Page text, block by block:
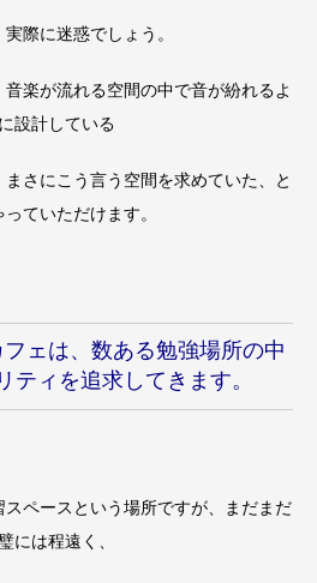
際に迷惑でしょう。
楽が流れる空間の中で音が紛れるよ
設計している
さにこう言う空間を求めていた、と
ていただけます。
ェは、数ある勉強場所の中
ティを追求してきます。
ペースという場所ですが、まだまだ
には程遠く、